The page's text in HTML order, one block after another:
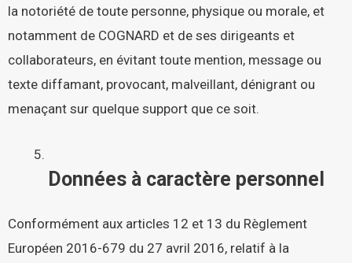
la notoriété de toute personne, physique ou morale, et
notamment de COGNARD et de ses dirigeants et
collaborateurs, en évitant toute mention, message ou
texte diffamant, provocant, malveillant, dénigrant ou
menaçant sur quelque support que ce soit.
Données à caractère personnel
Conformément aux articles 12 et 13 du Règlement
Européen 2016-679 du 27 avril 2016, relatif à la